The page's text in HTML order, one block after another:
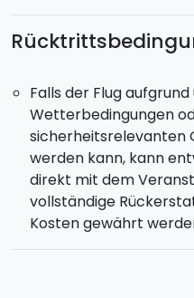
Falls der Flug
Wetterbedingungen
sicherheitsrelevanten
werden kann, kann
direkt mit dem
vollständige
Kosten gewährt